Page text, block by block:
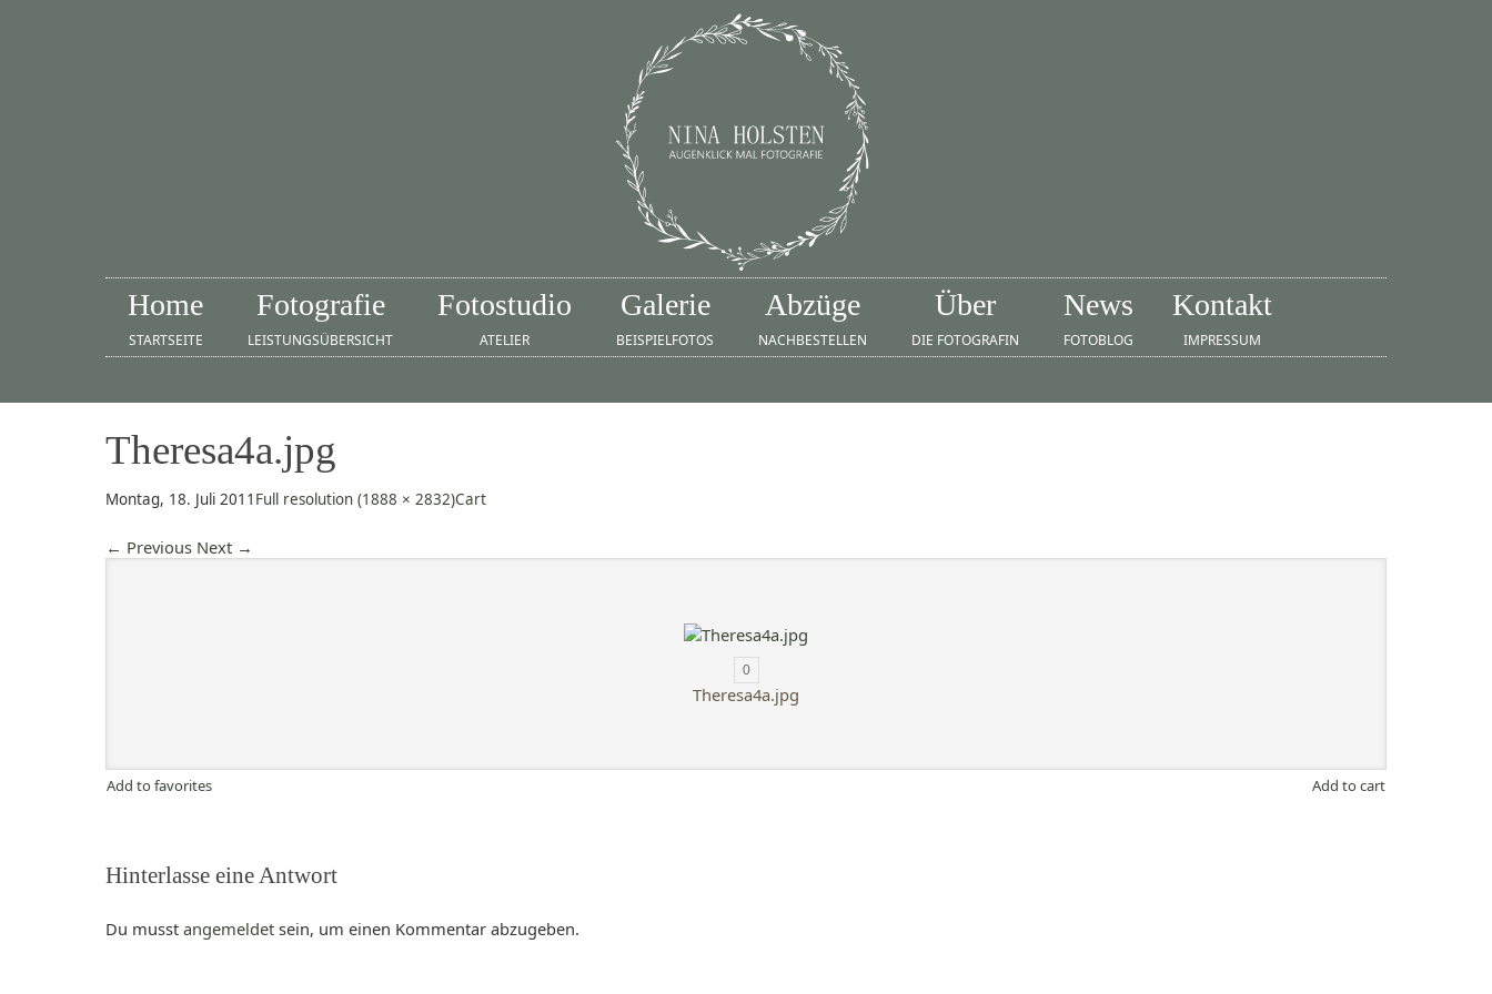
Home
STARTSEITE
Fotografie
LEISTUNGSÜBERSICHT
Fotostudio
ATELIER
Galerie
BEISPIELFOTOS
Abzüge
NACHBESTELLEN
Über
DIE FOTOGRAFIN
News
FOTOBLOG
Kontakt
IMPRESSUM
Theresa4a.jpg
Montag, 18. Juli 2011 Full resolution (1888 × 2832)Cart
← Previous Next →
0
Theresa4a.jpg
Add to favorites Add to cart
Hinterlasse eine Antwort
Du musstangemeldet sein, um einen Kommentar abzugeben.